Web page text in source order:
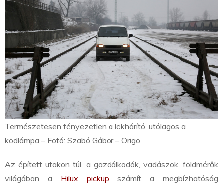
Természetesen fényezetlen a lökhárító, utólagos a
ködlámpa – Fotó: Szabó Gábor – Origo
Az épített utakon túl, a gazdálkodók, vadászok, földmérők
világában a Hilux pickup számít a megbízhatóság